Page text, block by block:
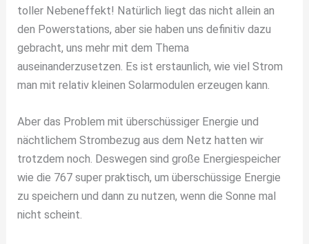
toller Nebeneffekt! Natürlich liegt das nicht allein an
den Powerstations, aber sie haben uns definitiv dazu
gebracht, uns mehr mit dem Thema
auseinanderzusetzen. Es ist erstaunlich, wie viel Strom
man mit relativ kleinen Solarmodulen erzeugen kann.
Aber das Problem mit überschüssiger Energie und
nächtlichem Strombezug aus dem Netz hatten wir
trotzdem noch. Deswegen sind große Energiespeicher
wie die 767 super praktisch, um überschüssige Energie
zu speichern und dann zu nutzen, wenn die Sonne mal
nicht scheint.